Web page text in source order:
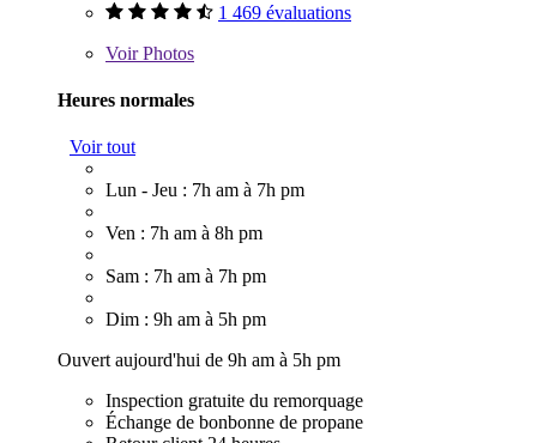
1 469 évaluations
VoirPhotos
Heures normales
Voir tout
Lun - Jeu : 7h am à 7h pm
Ven : 7h am à 8h pm
Sam : 7h am à 7h pm
Dim : 9h am à 5h pm
Ouvert aujourd'hui de 9h am à 5h pm
Inspection gratuite du remorquage
Échange de bonbonne de propane